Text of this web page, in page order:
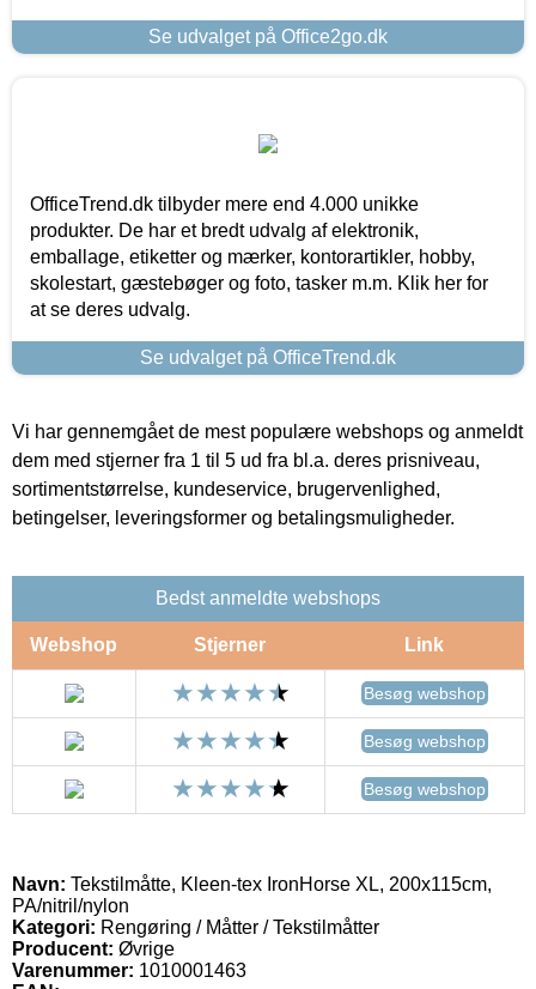
Se udvalget på Office2go.dk
OfficeTrend.dk tilbyder mere end 4.000 unikke
produkter. De har et bredt udvalg af elektronik,
emballage, etiketter og mærker, kontorartikler, hobby,
skolestart, gæstebøger og foto, tasker m.m. Klik her for
at se deres udvalg.
Se udvalget på OfficeTrend.dk
Vi har gennemgået de mest populære webshops og anmeldt
dem med stjerner fra 1 til 5 ud fra bl.a. deres prisniveau,
sortimentstørrelse, kundeservice, brugervenlighed,
betingelser, leveringsformer og betalingsmuligheder.
Bedst anmeldte webshops
Webshop Stjerner Link
Besøg webshop
Besøg webshop
Besøg webshop
Navn: Tekstilmåtte, Kleen-tex IronHorse XL, 200x115cm,
PA/nitril/nylon
Kategori: Rengøring / Måtter / Tekstilmåtter
Producent: Øvrige
Varenummer: 1010001463